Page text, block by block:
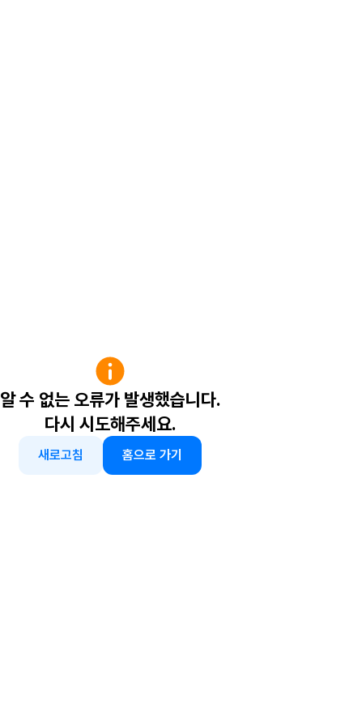
알 수 없는 오류가 발생했습니다.
다시 시도해주세요.
새로고침 홈으로 가기